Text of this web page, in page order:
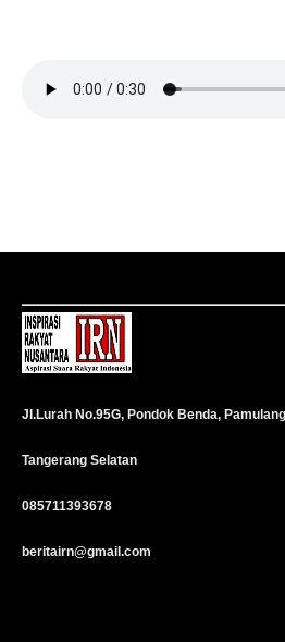
Jl.Lurah No.95G, Pondok Benda, Pamulang
Tangerang Selatan
085711393678
beritairn@gmail.com